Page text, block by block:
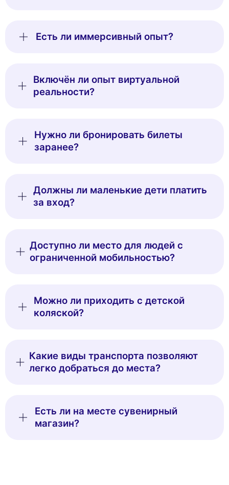
Есть ли иммерсивный опыт?
Включён ли опыт виртуальной
реальности?
Нужно ли бронировать билеты
заранее?
Должны ли маленькие дети платить
за вход?
Доступно ли место для людей с
ограниченной мобильностью?
Можно ли приходить с детской
коляской?
Какие виды транспорта позволяют
легко добраться до места?
Есть ли на месте сувенирный
магазин?